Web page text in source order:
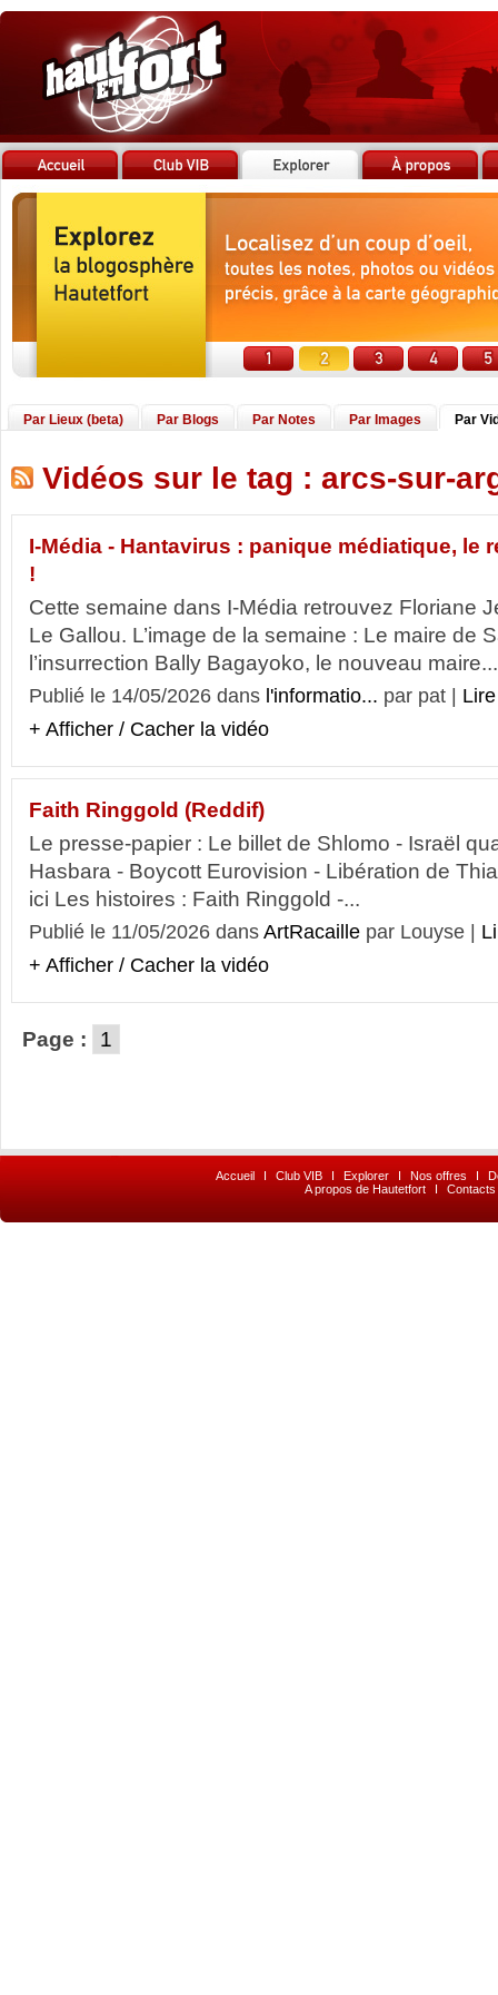
Par Lieux (beta) Par Blogs Par Notes Par Images Par
Vidéos sur le tag : arcs-sur-
I-Média - Hantavirus : panique médiatique, le
!
Cette semaine dans I-Média retrouvez Floriane
Le Gallou. L’image de la semaine : Le maire de
l’insurrection Bally Bagayoko, le nouveau maire...
Publié le 14/05/2026 dans l'informatio... par pat |
+ Afficher / Cacher la vidéo
Faith Ringgold (Reddif)
Le presse-papier : Le billet de Shlomo - Israël
Hasbara - Boycott Eurovision - Libération de
ici Les histoires : Faith Ringgold -...
Publié le 11/05/2026 dans ArtRacaille par Louyse |
+ Afficher / Cacher la vidéo
Page : 1
Accueil I Club VIB I Explorer I Nos offres I
A propos de Hautetfort
I Contacts